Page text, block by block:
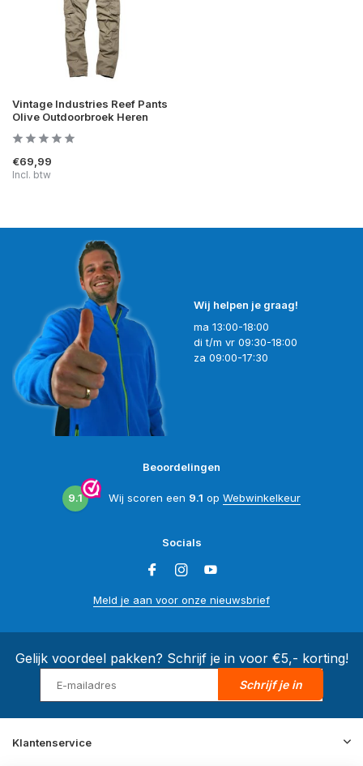
Vintage Industries Reef Pants
Olive Outdoorbroek Heren
€69,99
Incl. btw
Wij helpen je graag!
ma 13:00-18:00
di t/m vr 09:30-18:00
za 09:00-17:30
Beoordelingen
9.1 Wij scoren een 9.1 op Webwinkelkeur
Socials
Meld je aan voor onze nieuwsbrief
Gelijk voordeel pakken? Schrijf je in voor €5,- korting!
Schrijf je in
Klantenservice